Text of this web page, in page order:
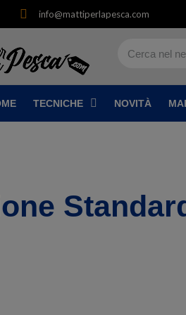
info@mattiperlapesca.com
TECNICHE NOVITÀ